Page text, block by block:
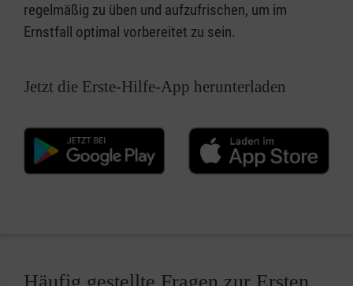
regelmäßig zu üben und aufzufrischen, um im
Ernstfall optimal vorbereitet zu sein.
Jetzt die Erste-Hilfe-App herunterladen